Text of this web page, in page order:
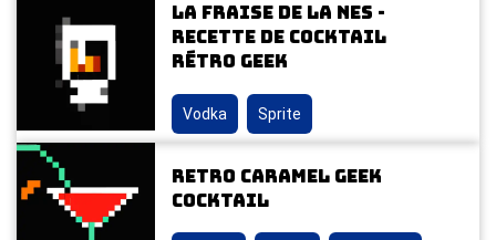
La Fraise de la NES -
Recette de cocktail
rétro geek
Vodka Sprite
Retro Caramel Geek
Cocktail